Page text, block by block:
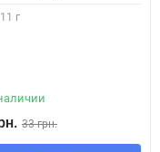
11 г
33 грн.